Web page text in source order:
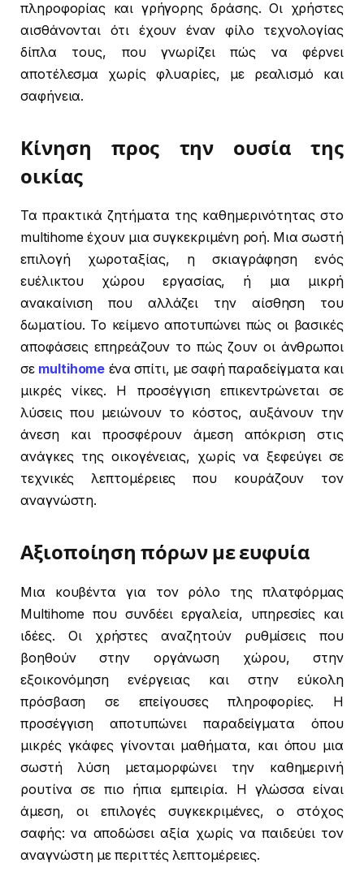
πληροφορίας και γρήγορης δράσης. Οι χρήστες
αισθάνονται ότι έχουν έναν φίλο τεχνολογίας
δίπλα τους, που γνωρίζει πώς να φέρνει
αποτέλεσμα χωρίς φλυαρίες, με ρεαλισμό και
σαφήνεια.
Κίνηση προς την ουσία της
οικίας
Τα πρακτικά ζητήματα της καθημερινότητας στο
multihome έχουν μια συγκεκριμένη ροή. Μια σωστή
επιλογή χωροταξίας, η σκιαγράφηση ενός
ευέλικτου χώρου εργασίας, ή μια μικρή
ανακαίνιση που αλλάζει την αίσθηση του
δωματίου. Το κείμενο αποτυπώνει πώς οι βασικές
αποφάσεις επηρεάζουν το πώς ζουν οι άνθρωποι
σε multihome ένα σπίτι, με σαφή παραδείγματα και
μικρές νίκες. Η προσέγγιση επικεντρώνεται σε
λύσεις που μειώνουν το κόστος, αυξάνουν την
άνεση και προσφέρουν άμεση απόκριση στις
ανάγκες της οικογένειας, χωρίς να ξεφεύγει σε
τεχνικές λεπτομέρειες που κουράζουν τον
αναγνώστη.
Αξιοποίηση πόρων με ευφυία
Μια κουβέντα για τον ρόλο της πλατφόρμας
Multihome που συνδέει εργαλεία, υπηρεσίες και
ιδέες. Οι χρήστες αναζητούν ρυθμίσεις που
βοηθούν στην οργάνωση χώρου, στην
εξοικονόμηση ενέργειας και στην εύκολη
πρόσβαση σε επείγουσες πληροφορίες. Η
προσέγγιση αποτυπώνει παραδείγματα όπου
μικρές γκάφες γίνονται μαθήματα, και όπου μια
σωστή λύση μεταμορφώνει την καθημερινή
ρουτίνα σε πιο ήπια εμπειρία. Η γλώσσα είναι
άμεση, οι επιλογές συγκεκριμένες, ο στόχος
σαφής: να αποδώσει αξία χωρίς να παιδεύει τον
αναγνώστη με περιττές λεπτομέρειες.